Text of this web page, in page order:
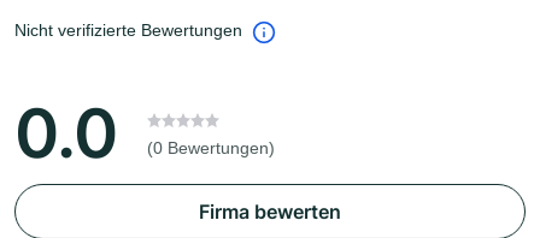
Nicht verifizierte Bewertungen
0.0 (0 Bewertungen)
Firma bewerten